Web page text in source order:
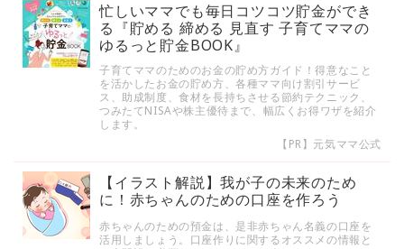
忙しいママでも毎日コツコツ貯金ができ
る『貯める 締める 見直す 子育てママの
ゆるっと貯金BOOK』
子育てママのためのお金の貯め方ガイド！得意なこと
を活かしたお金の貯め方、各種ママ向け割引サービ
ス、助成制度、食材を長持ちさせる節約テクニック、
つみたてNISAや株主優待まで、幅広くお得ワザを紹介
します。
【PR】元気ママ公式
【イラスト解説】我が子の未来のため
に！赤ちゃんのための口座を作ろう
赤ちゃんのための預金は、是非赤ちゃん名義の口座を
活用しましょう。口座作りに関するオススメの情報と